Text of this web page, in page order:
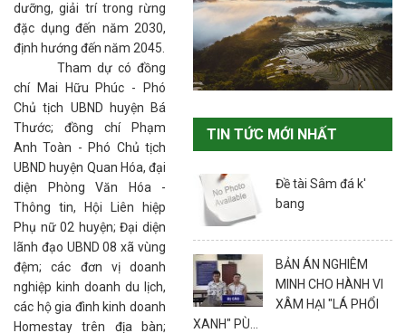
dưỡng, giải trí trong rừng
đặc dụng đến năm 2030,
định hướng đến năm 2045.
Tham dự có đồng
chí Mai Hữu Phúc - Phó
Chủ tịch UBND huyện Bá
Thước; đồng chí Phạm
Anh Toàn - Phó Chủ tịch
UBND huyện Quan Hóa, đại
diện Phòng Văn Hóa -
Thông tin, Hội Liên hiệp
Phụ nữ 02 huyện; Đại diện
lãnh đạo UBND 08 xã vùng
đệm; các đơn vị doanh
nghiệp kinh doanh du lịch,
các hộ gia đình kinh doanh
Homestay trên địa bàn;
TIN TỨC MỚI NHẤT
Đề tài Sâm đá k'
bang
BẢN ÁN NGHIÊM
MINH CHO HÀNH VI
XÂM HẠI "LÁ PHỔI
XANH" PÙ...